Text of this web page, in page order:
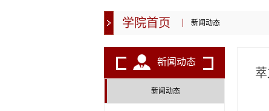
学院首页 新闻动态
新闻动态
新闻动态